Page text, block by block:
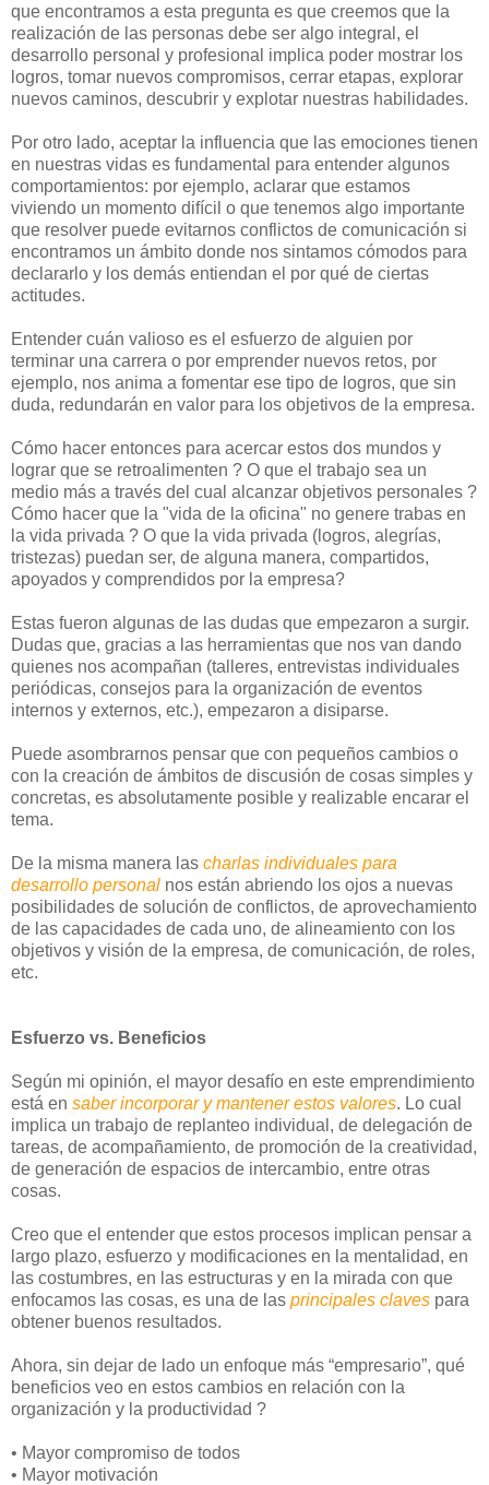
que encontramos a esta pregunta es que creemos que la
realización de las personas debe ser algo integral, el
desarrollo personal y profesional implica poder mostrar los
logros, tomar nuevos compromisos, cerrar etapas, explorar
nuevos caminos, descubrir y explotar nuestras habilidades.
Por otro lado, aceptar la influencia que las emociones tienen
en nuestras vidas es fundamental para entender algunos
comportamientos: por ejemplo, aclarar que estamos
viviendo un momento difícil o que tenemos algo importante
que resolver puede evitarnos conflictos de comunicación si
encontramos un ámbito donde nos sintamos cómodos para
declararlo y los demás entiendan el por qué de ciertas
actitudes.
Entender cuán valioso es el esfuerzo de alguien por
terminar una carrera o por emprender nuevos retos, por
ejemplo, nos anima a fomentar ese tipo de logros, que sin
duda, redundarán en valor para los objetivos de la empresa.
Cómo hacer entonces para acercar estos dos mundos y
lograr que se retroalimenten ? O que el trabajo sea un
medio más a través del cual alcanzar objetivos personales ?
Cómo hacer que la "vida de la oficina" no genere trabas en
la vida privada ? O que la vida privada (logros, alegrías,
tristezas) puedan ser, de alguna manera, compartidos,
apoyados y comprendidos por la empresa?
Estas fueron algunas de las dudas que empezaron a surgir.
Dudas que, gracias a las herramientas que nos van dando
quienes nos acompañan (talleres, entrevistas individuales
periódicas, consejos para la organización de eventos
internos y externos, etc.), empezaron a disiparse.
Puede asombrarnos pensar que con pequeños cambios o
con la creación de ámbitos de discusión de cosas simples y
concretas, es absolutamente posible y realizable encarar el
tema.
De la misma manera las charlas individuales para
desarrollo personal nos están abriendo los ojos a nuevas
posibilidades de solución de conflictos, de aprovechamiento
de las capacidades de cada uno, de alineamiento con los
objetivos y visión de la empresa, de comunicación, de roles,
etc.
Esfuerzo vs. Beneficios
Según mi opinión, el mayor desafío en este emprendimiento
está en saber incorporar y mantener estos valores. Lo cual
implica un trabajo de replanteo individual, de delegación de
tareas, de acompañamiento, de promoción de la creatividad,
de generación de espacios de intercambio, entre otras
cosas.
Creo que el entender que estos procesos implican pensar a
largo plazo, esfuerzo y modificaciones en la mentalidad, en
las costumbres, en las estructuras y en la mirada con que
enfocamos las cosas, es una de las principales claves para
obtener buenos resultados.
Ahora, sin dejar de lado un enfoque más “empresario”, qué
beneficios veo en estos cambios en relación con la
organización y la productividad ?
• Mayor compromiso de todos
• Mayor motivación